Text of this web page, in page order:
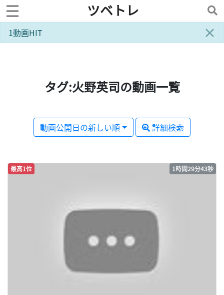
toggle navigation ツベトレ
×
1動画HIT
タグ:火野英司の動画一覧
動画公開日の新しい順 詳細検索
最高1位 1時間29分43秒